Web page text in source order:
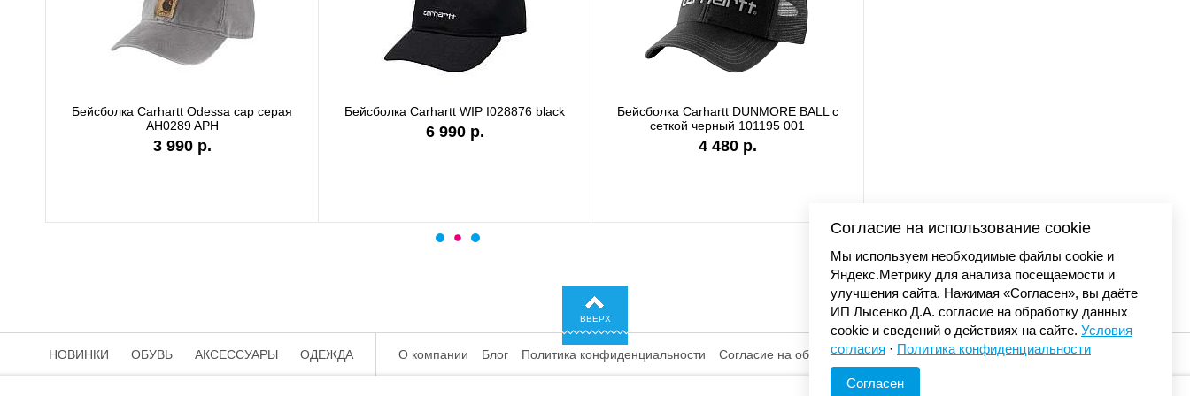
Бейсболка Carhartt Odessa cap серая
AH0289 APH
3 990 р.
Бейсболка Carhartt WIP I028876 black
6 990 р.
Бейсболка Carhartt DUNMORE BALL с
сеткой черный 101195 001
4 480 р.
ВВЕРХ
© «Элемент». 2013-2026 Все права защищены.
НОВИНКИ ОБУВЬ АКСЕССУАРЫ ОДЕЖДА О компании Блог Политика конфиденциальности Согласие на обработку
Согласие на использование cookie
Мы используем необходимые файлы cookie и
Яндекс.Метрику для анализа посещаемости и
улучшения сайта. Нажимая «Согласен», вы даёте
ИП Лысенко Д.А. согласие на обработку данных
cookie и сведений о действиях на сайте. Условия
согласия · Политика конфиденциальности
Согласен